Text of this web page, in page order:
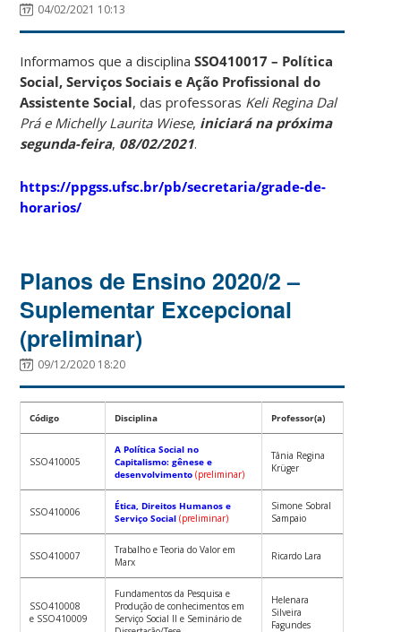
04/02/2021 10:13
Informamos que a disciplinaSSO410017 – Política
Social, Serviços Sociais e Ação Profissional do
Assistente Social, das professoras Keli Regina Dal
Prá e Michelly Laurita Wiese, iniciará na próxima
segunda-feira, 08/02/2021.
https://ppgss.ufsc.br/pb/secretaria/grade-de-
horarios/
Planos de Ensino 2020/2 –
Suplementar Excepcional
(preliminar)
09/12/2020 18:20
Código Disciplina Professor(a)
SSO410005
A Política Social no
Capitalismo: gênese e
desenvolvimento (preliminar)
Tânia Regina
Krüger
SSO410006
Ética, Direitos Humanos e
Serviço Social (preliminar)
Simone Sobral
Sampaio
SSO410007
Trabalho e Teoria do Valor em
Marx
Ricardo Lara
SSO410008
e SSO410009
Fundamentos da Pesquisa e
Produção de conhecimentos em
Serviço Social II e Seminário de
Helenara
Silveira
Fagundes